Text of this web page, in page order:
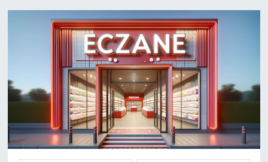
Son Dakika Haberleri
Haber Arşivi